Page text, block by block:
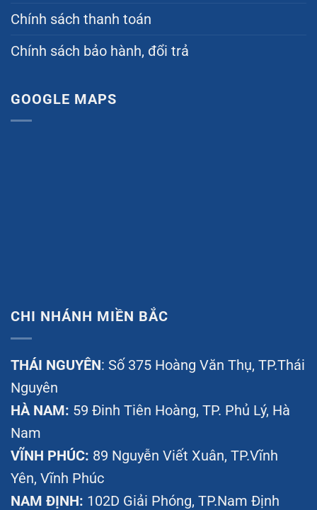
Chính sách thanh toán
Chính sách bảo hành, đổi trả
GOOGLE MAPS
CHI NHÁNH MIỀN BẮC
THÁI NGUYÊN: Số 375 Hoàng Văn Thụ, TP.Thái
Nguyên
HÀ NAM: 59 Đinh Tiên Hoàng, TP. Phủ Lý, Hà
Nam
VĨNH PHÚC: 89 Nguyễn Viết Xuân, TP.Vĩnh
Yên, Vĩnh Phúc
NAM ĐỊNH: 102D Giải Phóng, TP.Nam Định